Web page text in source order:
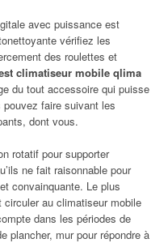
avec puissance est
vérifiez les
des roulettes et
climatiseur mobile qlima
du tout accessoire qui puisse
faire suivant les
dont vous.
rotatif pour supporter
ne fait raisonnable pour
convainquante. Le plus
au climatiseur mobile
dans les périodes de
plancher, mur pour répondre à